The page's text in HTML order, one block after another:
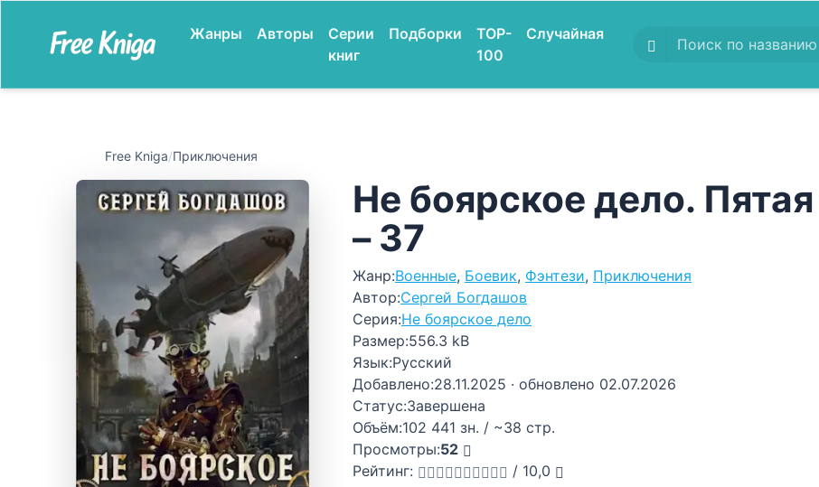
Жанры Авторы
Серии
книг
Подборки
TOP-
100
Случайная
Free Kniga/Приключения
Не боярское дело.
– 37
Жанр:Военные, Боевик, Фэнтези, Приключения
Автор:Сергей Богдашов
Серия:Не боярское дело
Размер:556.3 kB
Язык:Русский
Добавлено:28.11.2025 · обновлено 02.07.2026
Статус:Завершена
Объём:102 441 зн. / ~38 стр.
Просмотры:52
Рейтинг:
/ 10,0